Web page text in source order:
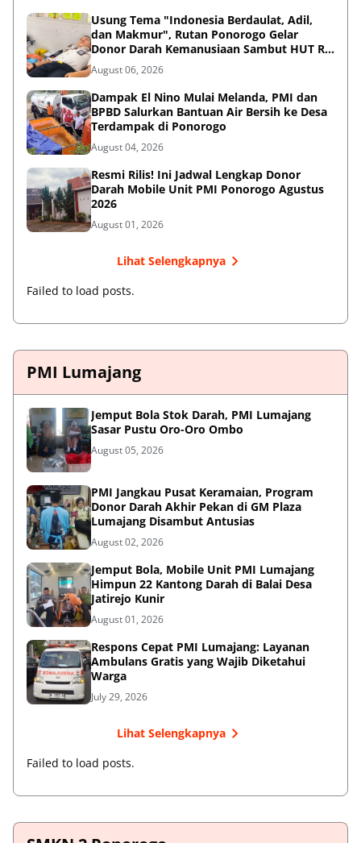
Usung Tema "Indonesia Berdaulat, Adil,
dan Makmur", Rutan Ponorogo Gelar
Donor Darah Kemanusiaan Sambut HUT RI
ke-81
August 06, 2026
Dampak El Nino Mulai Melanda, PMI dan
BPBD Salurkan Bantuan Air Bersih ke Desa
Terdampak di Ponorogo
August 04, 2026
Resmi Rilis! Ini Jadwal Lengkap Donor
Darah Mobile Unit PMI Ponorogo Agustus
2026
August 01, 2026
Lihat Selengkapnya
Failed to load posts.
PMI Lumajang
Jemput Bola Stok Darah, PMI Lumajang
Sasar Pustu Oro-Oro Ombo
August 05, 2026
PMI Jangkau Pusat Keramaian, Program
Donor Darah Akhir Pekan di GM Plaza
Lumajang Disambut Antusias
August 02, 2026
Jemput Bola, Mobile Unit PMI Lumajang
Himpun 22 Kantong Darah di Balai Desa
Jatirejo Kunir
August 01, 2026
Respons Cepat PMI Lumajang: Layanan
Ambulans Gratis yang Wajib Diketahui
Warga
July 29, 2026
Lihat Selengkapnya
Failed to load posts.